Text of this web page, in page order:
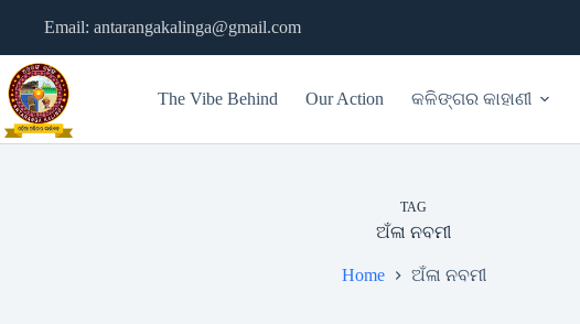
Email: antarangakalinga@gmail.com
The Vibe Behind Our Action କଳିଙ୍ଗର କାହାଣୀ
TAG
ଅଁଳା ନବମୀ
Home ଅଁଳା ନବମୀ